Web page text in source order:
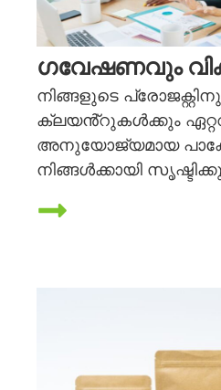
ഗവേഷണവും
നിങ്ങളുടെ
ക്ലയൻ്റുകൾക്കും
അനുയോജ്യമായ
നിങ്ങൾക്കായി